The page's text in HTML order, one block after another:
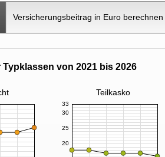
Versicherungsbeitrag in Euro berechnen
von 2021 bis 2026
Teilkasko
20
25
30
33